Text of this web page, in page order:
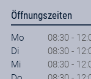
Öffnungszeiten
Mo
08:30 -
Di
08:30 -
Mi
08:30 -